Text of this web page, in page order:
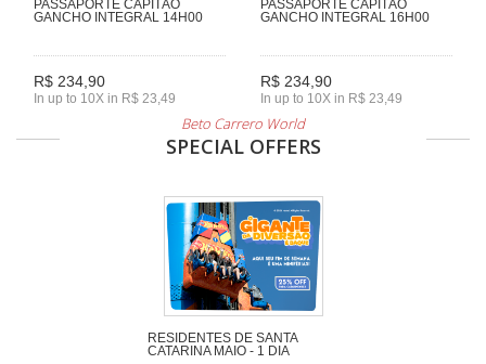
PASSAPORTE CAPITÃO
GANCHO INTEGRAL 14H00
R$ 234,90
In up to 10X in R$ 23,49
PASSAPORTE CAPITÃO
GANCHO INTEGRAL 16H00
R$ 234,90
In up to 10X in R$ 23,49
Beto Carrero World
SPECIAL OFFERS
RESIDENTES DE SANTA
CATARINA MAIO - 1 DIA